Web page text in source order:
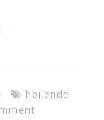
heilende